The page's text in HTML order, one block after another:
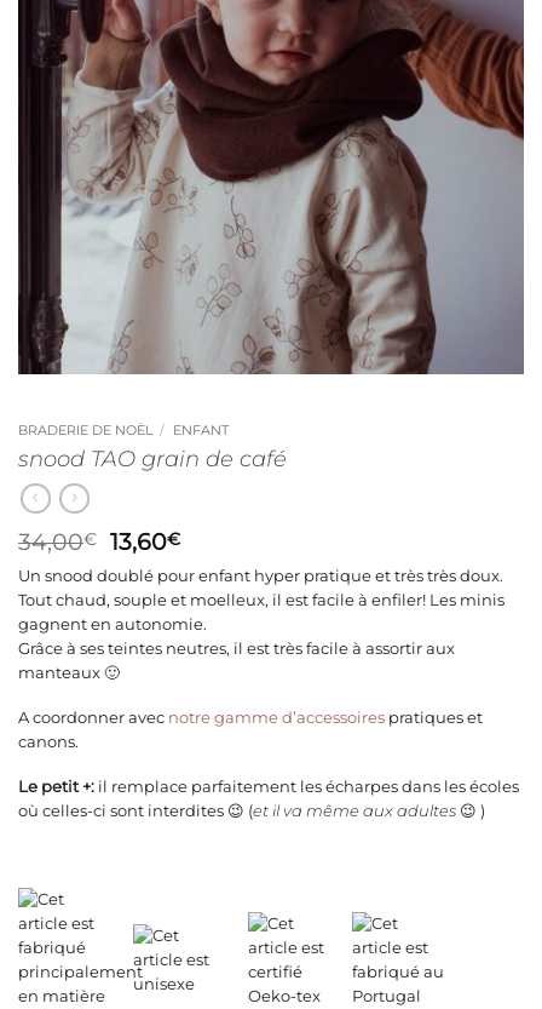
BRADERIE DE NOËL / ENFANT
snood TAO grain de café
34,00€ Le
prix
initial
était :
34,00€.
13,60€Le
prix
actuel
est :
13,60€.
Un snood doublé pour enfant hyper pratique et très très doux.
Tout chaud, souple et moelleux, il est facile à enfiler! Les minis
gagnent en autonomie.
Grâce à ses teintes neutres, il est très facile à assortir aux
manteaux 🙂
A coordonner avec notre gamme d’accessoires pratiques et
canons.
Le petit +: il remplace parfaitement les écharpes dans les écoles
où celles-ci sont interdites 😉 (et il va même aux adultes 😉 )